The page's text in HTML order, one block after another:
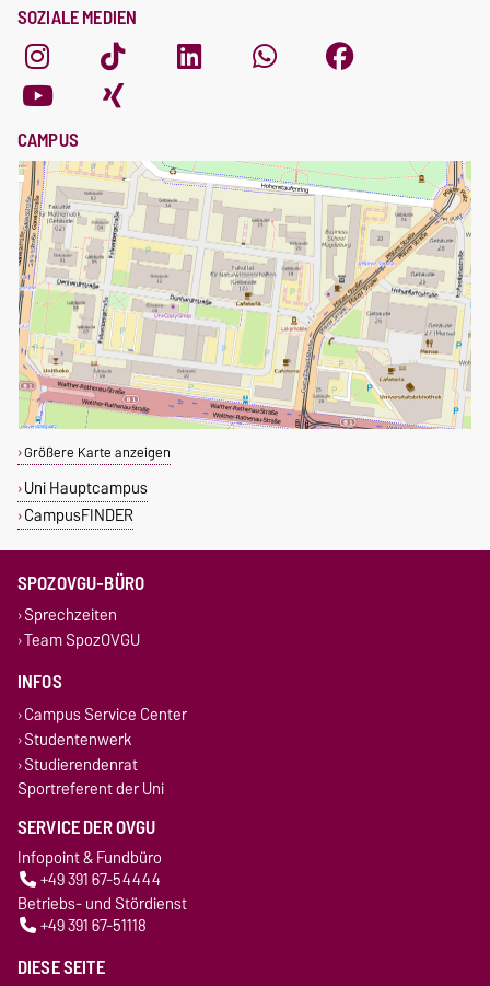
SOZIALE MEDIEN
CAMPUS
Größere Karte anzeigen
Uni Hauptcampus
CampusFINDER
SPOZOVGU-BÜRO
Sprechzeiten
Team SpozOVGU
INFOS
Campus Service Center
Studentenwerk
Studierendenrat
Sportreferent der Uni
SERVICE DER OVGU
Infopoint & Fundbüro
+49 391 67-54444
Betriebs- und Stördienst
+49 391 67-51118
DIESE SEITE